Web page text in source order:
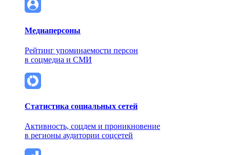
Медиаперсоны
Рейтинг упоминаемости персон
в соцмедиа и СМИ
Статистика социальных сетей
Активность, соцдем и проникновение
в регионы аудитории соцсетей